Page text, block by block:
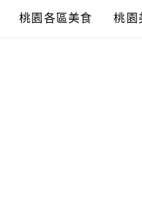
桃園各區美食 桃園